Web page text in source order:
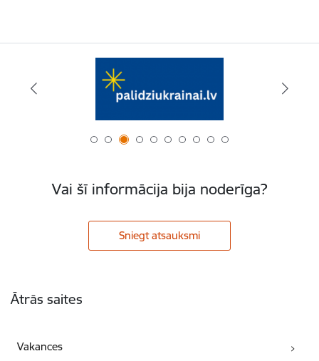
Vai šī informācija bija noderīga?
Sniegt atsauksmi
Ātrās saites
Vakances